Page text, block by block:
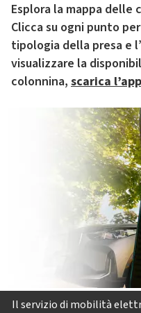
Esplora la mappa
Clicca su ogni punto
tipologia della presa e
visualizzare la
colonnina, scarica
Il servizio di mobilità